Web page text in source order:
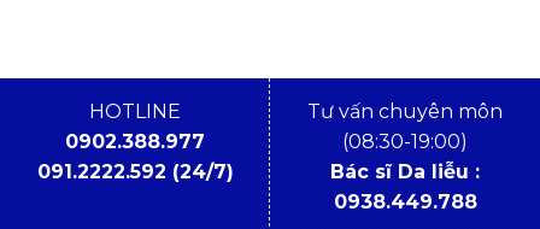
HOTLINE
0902.388.977
091.2222.592 (24/7)
Tư vấn chuyên môn
(08:30-19:00)
Bác sĩ Da liễu :
0938.449.788